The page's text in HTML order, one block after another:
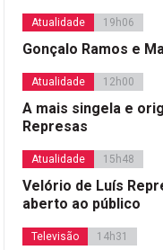
Atualidade 19h06
Gonçalo Ramos e
Atualidade 12h00
A mais singela e
Represas
Atualidade 15h48
Velório de Luís
aberto ao público
Televisão 14h31